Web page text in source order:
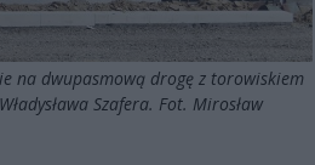
na dwupasmową drogę z torowiskiem
Szafera. Fot. Mirosław